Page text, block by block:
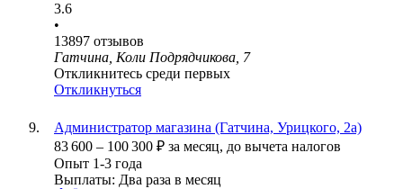
3.6
•
13897 отзывов
Гатчина, Коли Подрядчикова, 7
Откликнитесь среди первых
Откликнуться
Администратор магазина (Гатчина, Урицкого, 2а)
83 600 – 100 300 ₽ за месяц, до вычета налогов
Опыт 1-3 года
Выплаты: Два раза в месяц